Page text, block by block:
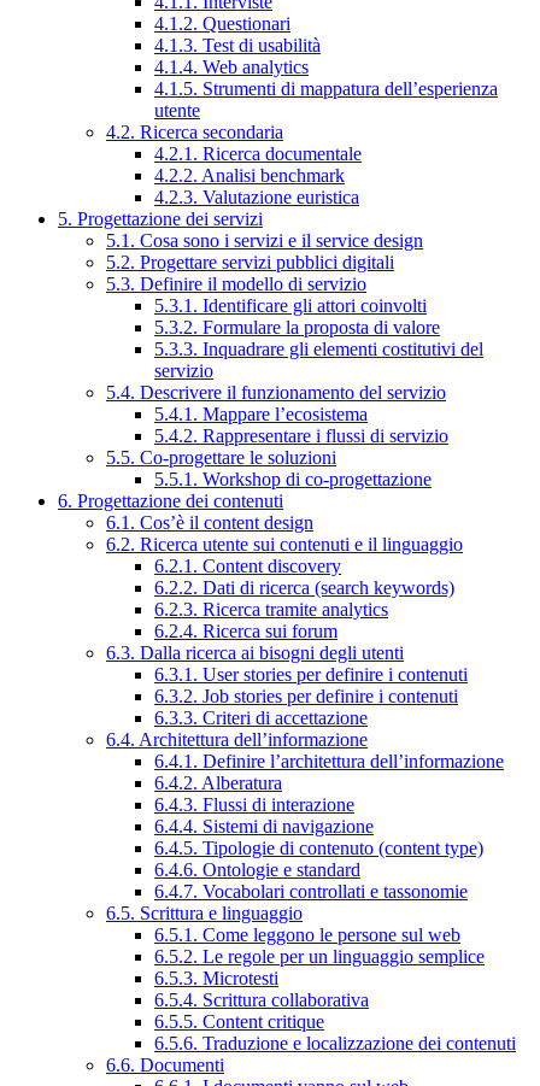
4.1.2. Questionari
4.1.3. Test di usabilità
4.1.4. Web analytics
4.1.5. Strumenti di mappatura dell’esperienza
utente
4.2. Ricerca secondaria
4.2.1. Ricerca documentale
4.2.2. Analisi benchmark
4.2.3. Valutazione euristica
5. Progettazione dei servizi
5.1. Cosa sono i servizi e il service design
5.2. Progettare servizi pubblici digitali
5.3. Definire il modello di servizio
5.3.1. Identificare gli attori coinvolti
5.3.2. Formulare la proposta di valore
5.3.3. Inquadrare gli elementi costitutivi del
servizio
5.4. Descrivere il funzionamento del servizio
5.4.1. Mappare l’ecosistema
5.4.2. Rappresentare i flussi di servizio
5.5. Co-progettare le soluzioni
5.5.1. Workshop di co-progettazione
6. Progettazione dei contenuti
6.1. Cos’è il content design
6.2. Ricerca utente sui contenuti e il linguaggio
6.2.1. Content discovery
6.2.2. Dati di ricerca (search keywords)
6.2.3. Ricerca tramite analytics
6.2.4. Ricerca sui forum
6.3. Dalla ricerca ai bisogni degli utenti
6.3.1. User stories per definire i contenuti
6.3.2. Job stories per definire i contenuti
6.3.3. Criteri di accettazione
6.4. Architettura dell’informazione
6.4.1. Definire l’architettura dell’informazione
6.4.2. Alberatura
6.4.3. Flussi di interazione
6.4.4. Sistemi di navigazione
6.4.5. Tipologie di contenuto (content type)
6.4.6. Ontologie e standard
6.4.7. Vocabolari controllati e tassonomie
6.5. Scrittura e linguaggio
6.5.1. Come leggono le persone sul web
6.5.2. Le regole per un linguaggio semplice
6.5.3. Microtesti
6.5.4. Scrittura collaborativa
6.5.5. Content critique
6.5.6. Traduzione e localizzazione dei contenuti
6.6. Documenti